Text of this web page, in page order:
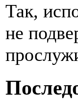
Так,
не